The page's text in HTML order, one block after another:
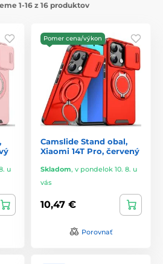
1-16 z 16 produktov
u
Pomer cena/výkon
Camslide Stand obal,
Xiaomi 14T Pro, červený
Skladom, v pondelok 10. 8. u
vás
10,47 €
Porovnať